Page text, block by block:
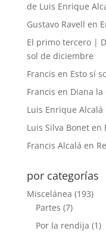
de Luis Enrique
Gustavo Ravell en
El primo tercero |
sol de diciembre
Francis en Esto sí
Francis en Diana la
Luis Enrique Alcalá
Luis Silva Boneten
Francis Alcalá en
por categorías
Miscelánea (193)
Partes (7)
Por la rendija (1)